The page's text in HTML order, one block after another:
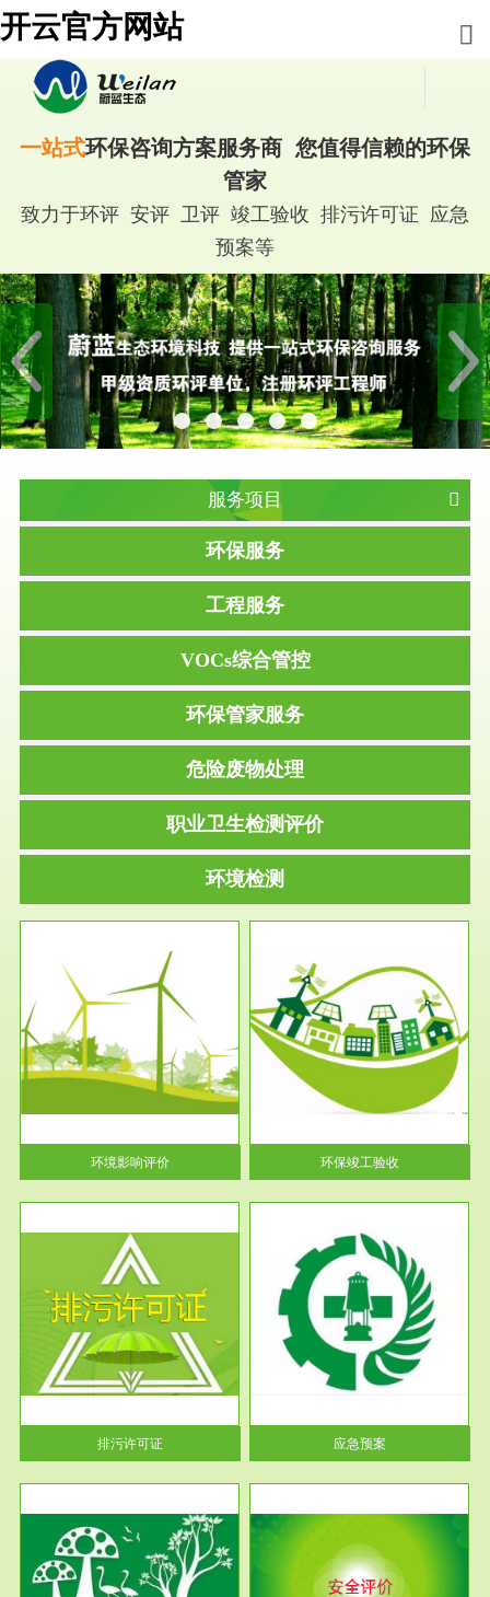
开云官方网站
一站式环保咨询方案服务商 您值得信赖的环保
管家
致力于环评 安评 卫评 竣工验收 排污许可证 应急
预案等
服务项目
环保服务
工程服务
VOCs综合管控
环保管家服务
危险废物处理
职业卫生检测评价
环境检测
环境影响评价
服务范围
环保竣工验收
根据《建设项目环境保护管理条
例》第十七条 编制环境影响报
告书、...
环保竣工验收
排污许可证
服务范围
应急预案
根据《中华人民共和国环境保护
法》第十九条 企业事业单位应
当按照...
应急预案
服务范围